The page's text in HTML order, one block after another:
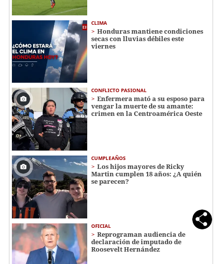
CLIMA
Honduras mantiene condiciones
secas con lluvias débiles este
viernes
CONFLICTO PASIONAL
Enfermera mató a su esposo para
vengar la muerte de su amante:
crimen en la Centroamérica Oeste
CUMPLEAÑOS
Los hijos mayores de Ricky
Martin cumplen 18 años: ¿A quién
se parecen?
OFICIAL
Reprograman audiencia de
declaración de imputado de
Roosevelt Hernández